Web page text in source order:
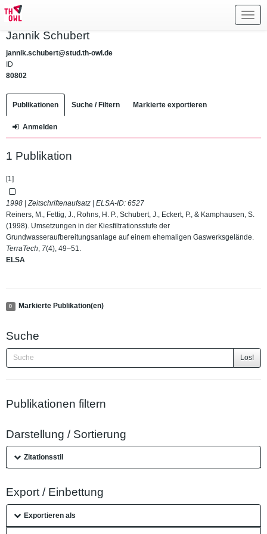
Jannik Schubert
jannik.schubert@stud.th-owl.de
ID
80802
Publikationen Suche / Filtern Markierte exportieren
Anmelden
1 Publikation
[1]
1998 | Zeitschriftenaufsatz | ELSA-ID: 6527
Reiners, M., Fettig, J., Rohns, H. P., Schubert, J., Eckert, P., & Kamphausen, S.
(1998). Umsetzungen in der Kiesfiltrationsstufe der
Grundwasseraufbereitungsanlage auf einem ehemaligen Gaswerksgelände.
TerraTech, 7(4), 49–51.
ELSA
0 Markierte Publikation(en)
Suche
Los!
Publikationen filtern
Darstellung / Sortierung
Zitationsstil
Export / Einbettung
Exportieren als